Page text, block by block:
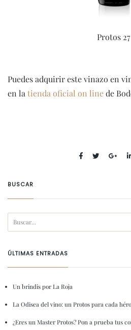
Protos 27
Puedes adquirir este vinazo en
en la tienda oficial on linede
BUSCAR
ÚLTIMAS ENTRADAS
Un brindis por La Roja
La Odisea del vino: un Protos para cada
¿Eres un Master Protos? Pon a prueba tus